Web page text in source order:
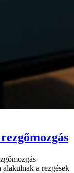
a rezgések